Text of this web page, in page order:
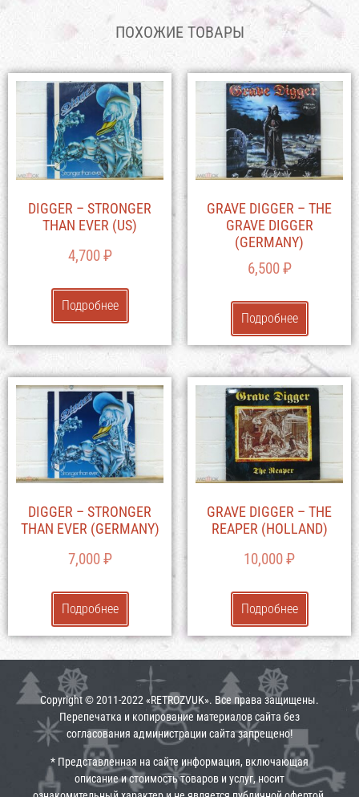
ПОХОЖИЕ ТОВАРЫ
DIGGER – STRONGER
THAN EVER (US)
4,700₽
Подробнее
GRAVE DIGGER – THE
GRAVE DIGGER
(GERMANY)
6,500₽
Подробнее
DIGGER – STRONGER
THAN EVER (GERMANY)
7,000₽
Подробнее
GRAVE DIGGER – THE
REAPER (HOLLAND)
10,000₽
Подробнее
Copyright © 2011-2022 «RETROZVUK». Все права защищены.
Перепечатка и копирование материалов сайта без
согласования администрации сайта запрещено!
* Представленная на сайте информация, включающая
описание и стоимость товаров и услуг, носит